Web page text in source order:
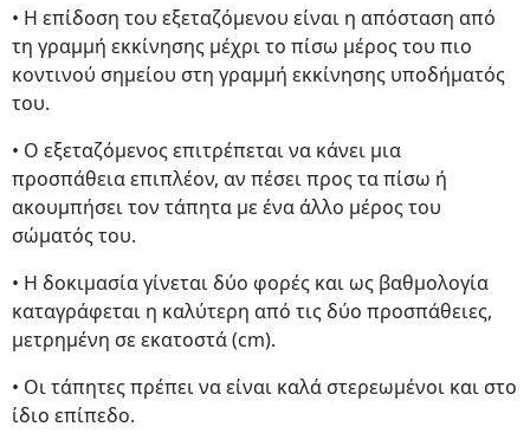
• Η επίδοση του εξεταζόμενου είναι η απόσταση από
τη γραμμή εκκίνησης μέχρι το πίσω μέρος του πιο
κοντινού σημείου στη γραμμή εκκίνησης υποδήματός
του.
• Ο εξεταζόμενος επιτρέπεται να κάνει μια
προσπάθεια επιπλέον, αν πέσει προς τα πίσω ή
ακουμπήσει τον τάπητα με ένα άλλο μέρος του
σώματός του.
• Η δοκιμασία γίνεται δύο φορές και ως βαθμολογία
καταγράφεται η καλύτερη από τις δύο προσπάθειες,
μετρημένη σε εκατοστά (cm).
• Οι τάπητες πρέπει να είναι καλά στερεωμένοι και στο
ίδιο επίπεδο.